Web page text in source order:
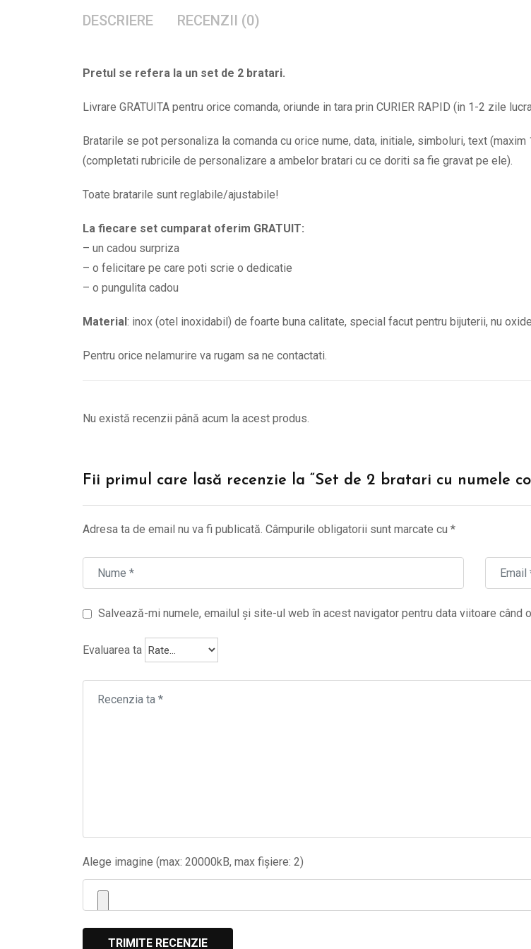
DESCRIERE RECENZII (0)
Pretul se refera la un set de 2 bratari.
Livrare GRATUITA pentru orice comanda, oriunde in tara prin CURIER RAPID (in 1-2 zile
Bratarile se pot personaliza la comanda cu orice nume, data, initiale, simboluri, text (maxim
(completati rubricile de personalizare a ambelor bratari cu ce doriti sa fie gravat pe ele).
Toate bratarile sunt reglabile/ajustabile!
La fiecare set cumparat oferim GRATUIT:
– un cadou surpriza
– o felicitare pe care poti scrie o dedicatie
– o pungulita cadou
Material : inox (otel inoxidabil) de foarte buna calitate, special facut pentru bijuterii, nu
Pentru orice nelamurire va rugam sa ne contactati.
Nu există recenzii până acum la acest produs.
Fii primul care lasă recenzie la “Set de 2 bratari cu numele
Adresa ta de email nu va fi publicată. Câmpurile obligatorii sunt marcate cu *
Salvează-mi numele, emailul și site-ul web în acest navigator pentru data viitoare când
Evaluarea ta
Alege imagine (max: 20000kB, max fișiere: 2)